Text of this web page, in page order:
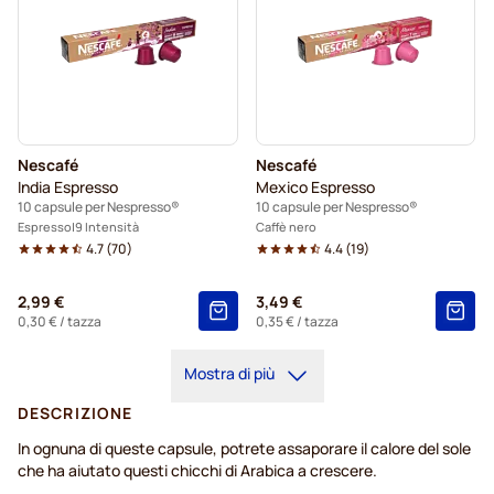
Nescafé
India Espresso
10 capsule per Nespresso®
Espresso 9 Intensità
4.7(70)
2,99 €
0,30 €/ tazza
Nescafé
Mexico Espresso
10 capsule per Nespresso®
Caffè nero
4.4(19)
3,49 €
0,35 €/ tazza
Mostra di più
DESCRIZIONE
In ognuna di queste capsule, potrete assaporare il calore del sole
che ha aiutato questi chicchi di Arabica a crescere.